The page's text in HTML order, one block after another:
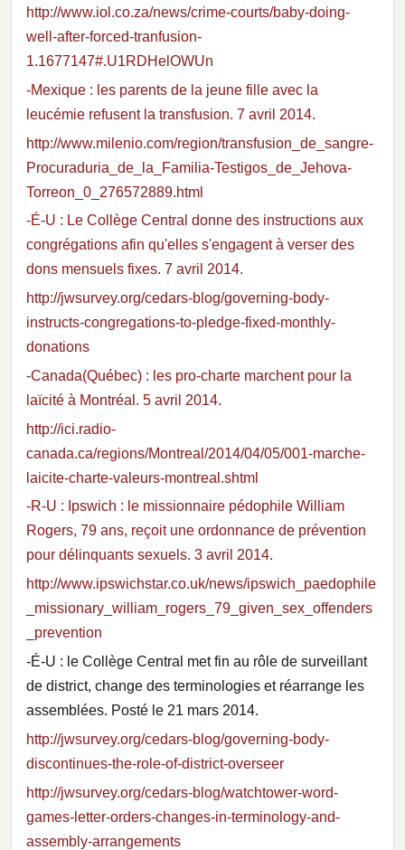
http://www.iol.co.za/news/crime-courts/baby-doing-
well-after-forced-tranfusion-
1.1677147#.U1RDHelOWUn
-Mexique : les parents de la jeune fille avec la
leucémie refusent la transfusion. 7 avril 2014.
http://www.milenio.com/region/transfusion_de_sangre-
Procuraduria_de_la_Familia-Testigos_de_Jehova-
Torreon_0_276572889.html
-É-U : Le Collège Central donne des instructions aux
congrégations afin qu'elles s'engagent à verser des
dons mensuels fixes. 7 avril 2014.
http://jwsurvey.org/cedars-blog/governing-body-
instructs-congregations-to-pledge-fixed-monthly-
donations
-Canada(Québec) : les pro-charte marchent pour la
laïcité à Montréal. 5 avril 2014.
http://ici.radio-
canada.ca/regions/Montreal/2014/04/05/001-marche-
laicite-charte-valeurs-montreal.shtml
-R-U : Ipswich : le missionnaire pédophile William
Rogers, 79 ans, reçoit une ordonnance de prévention
pour délinquants sexuels. 3 avril 2014.
http://www.ipswichstar.co.uk/news/ipswich_paedophile
_missionary_william_rogers_79_given_sex_offenders
_prevention
-É-U : le Collège Central met fin au rôle de surveillant
de district, change des terminologies et réarrange les
assemblées. Posté le 21 mars 2014.
http://jwsurvey.org/cedars-blog/governing-body-
discontinues-the-role-of-district-overseer
http://jwsurvey.org/cedars-blog/watchtower-word-
games-letter-orders-changes-in-terminology-and-
assembly-arrangements